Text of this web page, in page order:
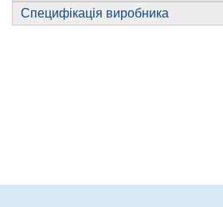
Специфікація виробника